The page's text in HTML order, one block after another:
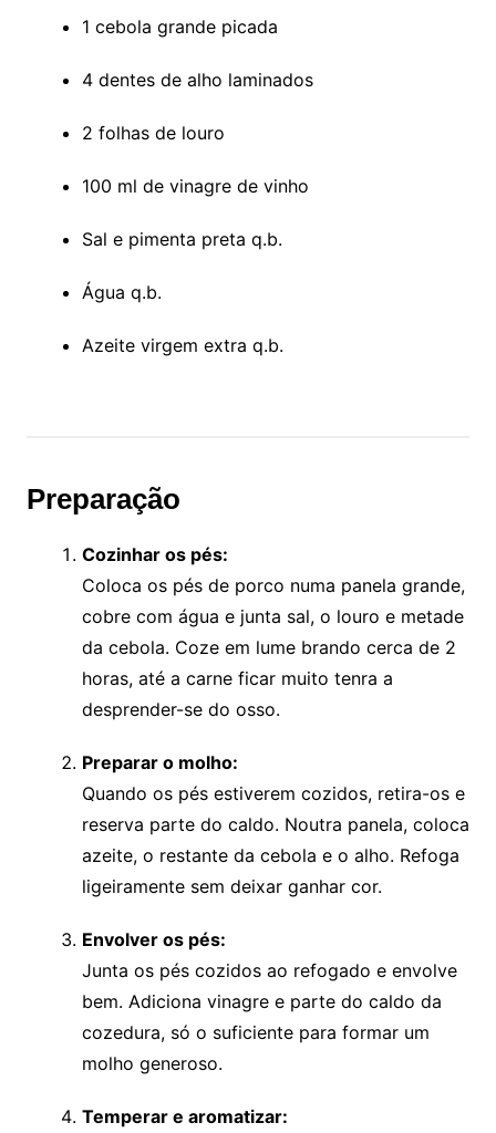
1 cebola grande picada
4 dentes de alho laminados
2 folhas de louro
100 ml de vinagre de vinho
Sal e pimenta preta q.b.
Água q.b.
Azeite virgem extra q.b.
Preparação
Cozinhar os pés:
Coloca os pés de porco numa panela grande,
cobre com água e junta sal, o louro e metade
da cebola. Coze em lume brando cerca de 2
horas, até a carne ficar muito tenra a
desprender-se do osso.
Preparar o molho:
Quando os pés estiverem cozidos, retira-os e
reserva parte do caldo. Noutra panela, coloca
azeite, o restante da cebola e o alho. Refoga
ligeiramente sem deixar ganhar cor.
Envolver os pés:
Junta os pés cozidos ao refogado e envolve
bem. Adiciona vinagre e parte do caldo da
cozedura, só o suficiente para formar um
molho generoso.
Temperar e aromatizar: